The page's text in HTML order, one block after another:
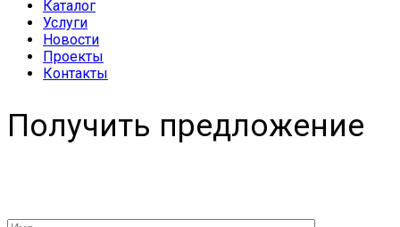
Каталог
Услуги
Новости
Проекты
Контакты
Получить предложение